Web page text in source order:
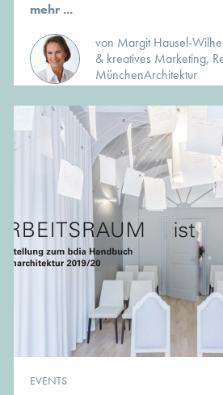
mehr ...
von Margit Hausel-
& kreatives Marketing,
MünchenArchitektur
EVENTS